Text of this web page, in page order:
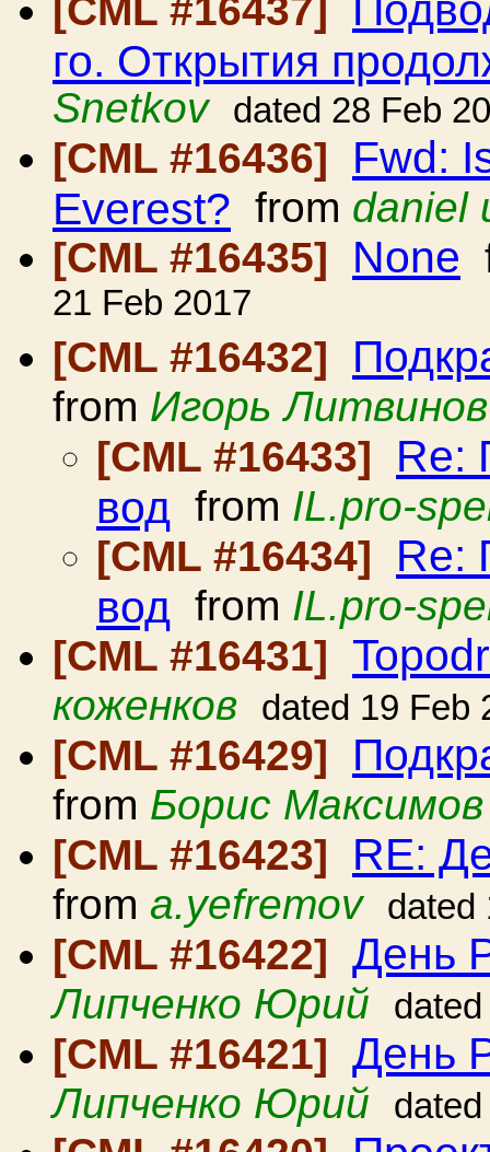
[CML #16437]
го. Открытия
Snetkov
dated 28 Feb
[CML #16436] Fwd:
Everest? from daniel
[CML #16435]
None
21 Feb 2017
[CML #16432]
from Игорь Литвинов
[CML #16433]
Re:
вод from IL.pro-
[CML #16434]
Re:
вод from IL.pro-
[CML #16431]
коженков dated 19 Feb
[CML #16429]
from Борис Максимов
[CML #16423]
RE:
from a.yefremov dated
[CML #16422] День
Липченко Юрий
[CML #16421] День
Липченко Юрий